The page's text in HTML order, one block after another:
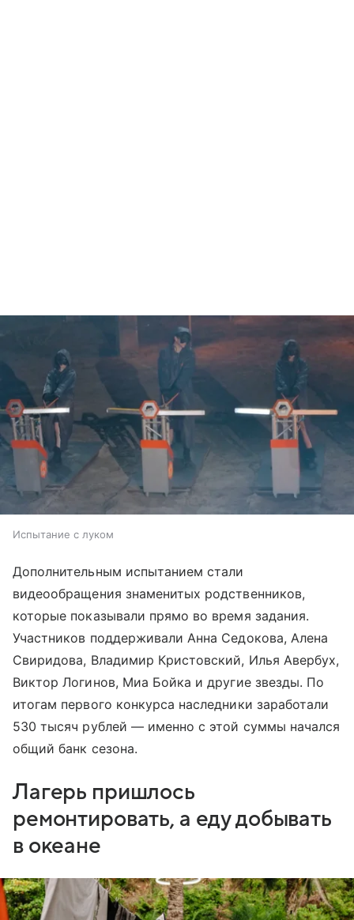
Испытание с луком
Дополнительным испытанием стали
видеообращения знаменитых родственников,
которые показывали прямо во время задания.
Участников поддерживали Анна Седокова, Алена
Свиридова, Владимир Кристовский, Илья Авербух,
Виктор Логинов, Миа Бойка и другие звезды. По
итогам первого конкурса наследники заработали
530 тысяч рублей — именно с этой суммы начался
общий банк сезона.
Лагерь пришлось
ремонтировать, а еду добывать
в океане